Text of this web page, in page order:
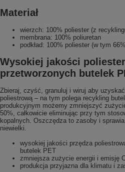
Materiał
wierzch: 100% poliester (z
membrana: 100% poliuretan
podkład: 100% poliester (w tym
Wysokiej jakości
przetworzonych butelek
Zbieraj, czyść, granuluj i wiruj aby
poliestrową – na tym polega recykling
produkcyjnym możemy zmniejszyć
50%, całkowicie eliminując przy tym
kopalnych. Oszczędza to zasoby i
niewielki.
wysokiej jakości przędza
butelek PET
zmniejsza zużycie energii i emisję
produkcja przyjazna dla klimatu i